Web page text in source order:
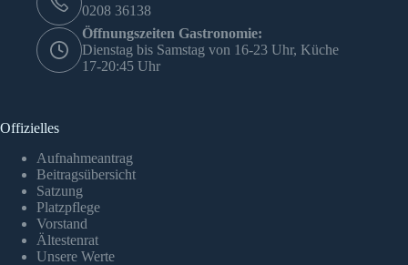
0208 36138
Öffnungszeiten Gastronomie:
Dienstag bis Samstag von 16-23 Uhr, Küche
17-20:45 Uhr
Offizielles
Aufnahmeantrag
Beitragsübersicht
Satzung
Platzpflege
Vorstand
Ältestenrat
Unsere Werte